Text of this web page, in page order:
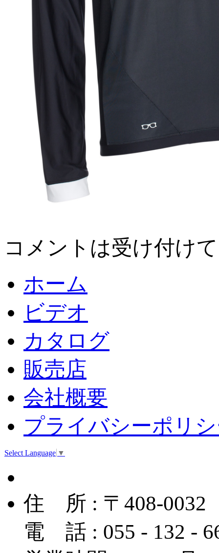
コメントは受け付け
ホーム
ビデオ
カタログ
販売店
会社概要
プライバシーポリ
Select Language ▼
住 所 : 〒408-0032
電 話 : 055 - 132 -